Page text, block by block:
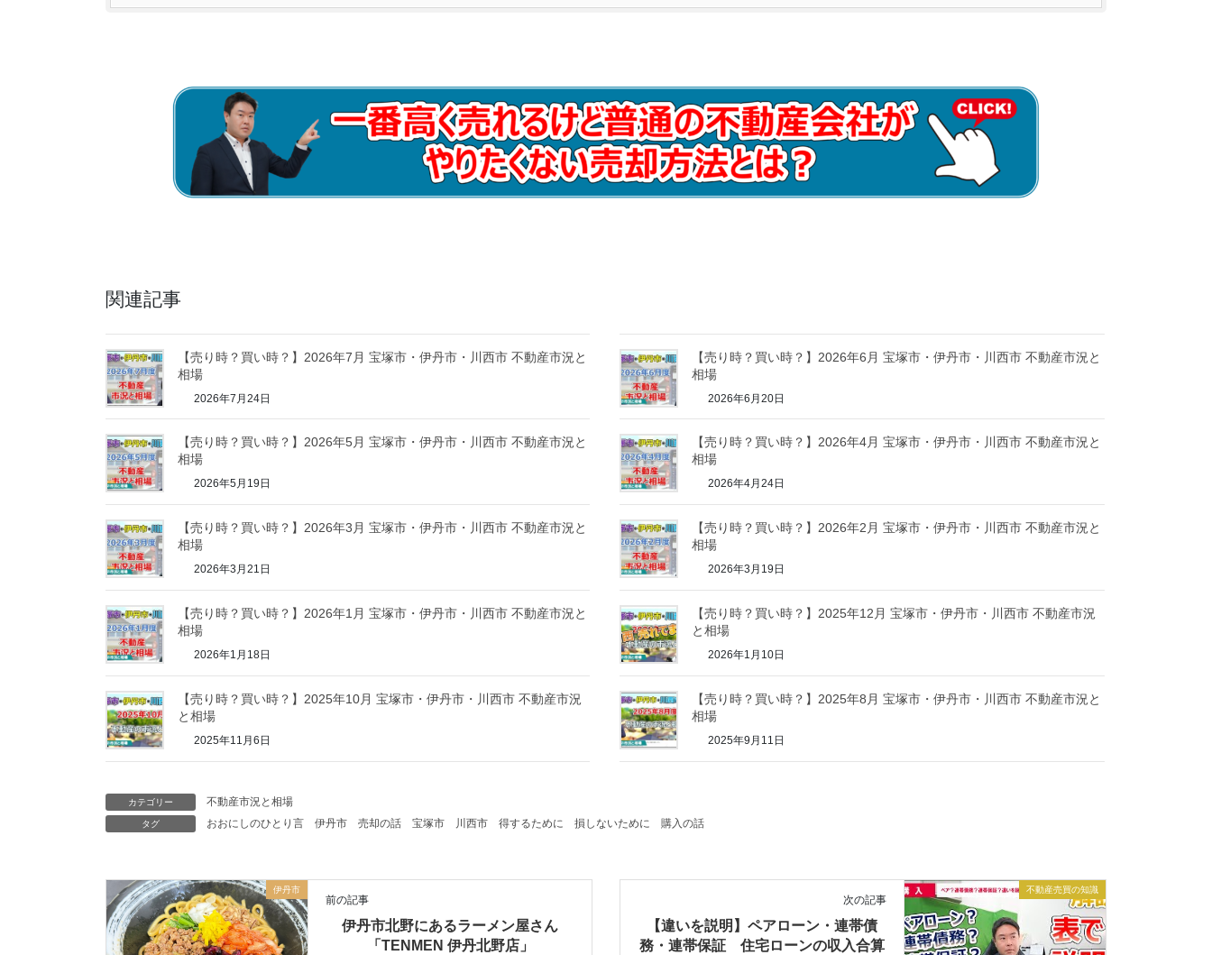
関連記事
【売り時？買い時？】2026年7月 宝塚市・伊丹市・川西市 不動産市況と
相場
2026年7月24日
【売り時？買い時？】2026年6月 宝塚市・伊丹市・川西市 不動産市況と
相場
2026年6月20日
【売り時？買い時？】2026年5月 宝塚市・伊丹市・川西市 不動産市況と
相場
2026年5月19日
【売り時？買い時？】2026年4月 宝塚市・伊丹市・川西市 不動産市況と
相場
2026年4月24日
【売り時？買い時？】2026年3月 宝塚市・伊丹市・川西市 不動産市況と
相場
2026年3月21日
【売り時？買い時？】2026年2月 宝塚市・伊丹市・川西市 不動産市況と
相場
2026年3月19日
【売り時？買い時？】2026年1月 宝塚市・伊丹市・川西市 不動産市況と
相場
2026年1月18日
【売り時？買い時？】2025年12月 宝塚市・伊丹市・川西市 不動産市況
と相場
2026年1月10日
【売り時？買い時？】2025年10月 宝塚市・伊丹市・川西市 不動産市況
と相場
2025年11月6日
【売り時？買い時？】2025年8月 宝塚市・伊丹市・川西市 不動産市況と
相場
2025年9月11日
カテゴリー 不動産市況と相場
タグ おおにしのひとり言 伊丹市 売却の話 宝塚市 川西市 得するために 損しないために 購入の話
伊丹市
前の記事
伊丹市北野にあるラーメン屋さん
「TENMEN 伊丹北野店」
不動産売買の知識
次の記事
【違いを説明】ペアローン・連帯債
務・連帯保証 住宅ローンの収入合算